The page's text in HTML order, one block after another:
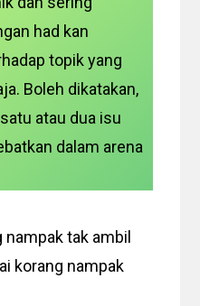
had kan
topik yang
Boleh dikatakan,
atau dua isu
dalam arena
tak ambil
korang nampak